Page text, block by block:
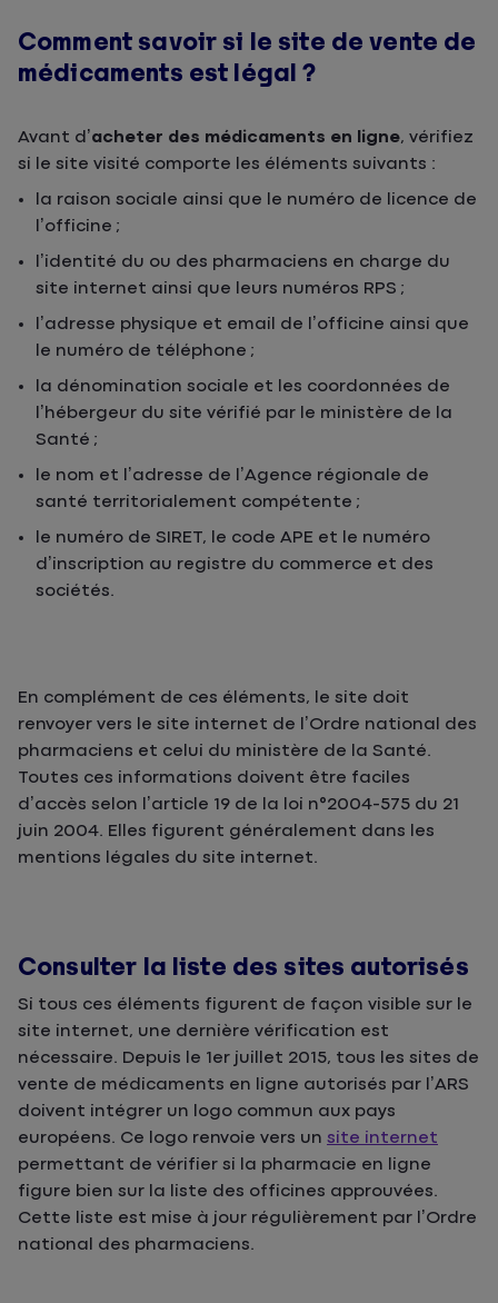
Comment savoir si le site de vente de
médicaments est légal ?
Avant d’acheter des médicaments en ligne, vérifiez
si le site visité comporte les éléments suivants :
la raison sociale ainsi que le numéro de licence de
l’officine ;
l’identité du ou des pharmaciens en charge du
site internet ainsi que leurs numéros RPS ;
l’adresse physique et email de l’officine ainsi que
le numéro de téléphone ;
la dénomination sociale et les coordonnées de
l’hébergeur du site vérifié par le ministère de la
Santé ;
le nom et l’adresse de l’Agence régionale de
santé territorialement compétente ;
le numéro de SIRET, le code APE et le numéro
d’inscription au registre du commerce et des
sociétés.
En complément de ces éléments, le site doit
renvoyer vers le site internet de l’Ordre national des
pharmaciens et celui du ministère de la Santé.
Toutes ces informations doivent être faciles
d’accès selon l’article 19 de la loi n°2004-575 du 21
juin 2004. Elles figurent généralement dans les
mentions légales du site internet.
Consulter la liste des sites autorisés
Si tous ces éléments figurent de façon visible sur le
site internet, une dernière vérification est
nécessaire. Depuis le 1er juillet 2015, tous les sites de
vente de médicaments en ligne autorisés par l’ARS
doivent intégrer un logo commun aux pays
européens. Ce logo renvoie vers un site internet
permettant de vérifier si la pharmacie en ligne
figure bien sur la liste des officines approuvées.
Cette liste est mise à jour régulièrement par l’Ordre
national des pharmaciens.